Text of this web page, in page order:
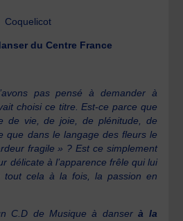
Coquelicot
du Centre France
pas pensé à demander à
choisi ce titre. Est-ce parce que
de vie, de joie, de plénitude, de
que dans le langage des fleurs le
fragile » ? Est ce simplement
délicate à l’apparence frêle qui lui
tout cela à la fois, la passion en
C.D de Musique à danserà la